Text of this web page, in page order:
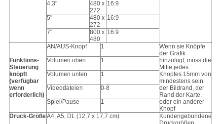
4,3"
480 x
272
16:9
5"
480 x
272
16:9
7"
800 x
480
16:9
Funktions-
Steuerung
knöpft
(verfügbar
wenn
erforderlich)
AN/AUS-Knopf 1
Wenn sie Knöpfe
der Grafik
hinzufügt, muss die
Mitte jedes
Knopfes 15mm von
mindestens sein
der Bildrand, der
Rand der Karte,
oder ein anderer
Knopf
Volumen oben
1
Volumen unten
1
Videodateien
0-8
Spiel/Pause
1
Druck-GrößeA4, A5, DL (12,7 x 17,7 cm)
Kundengebundene